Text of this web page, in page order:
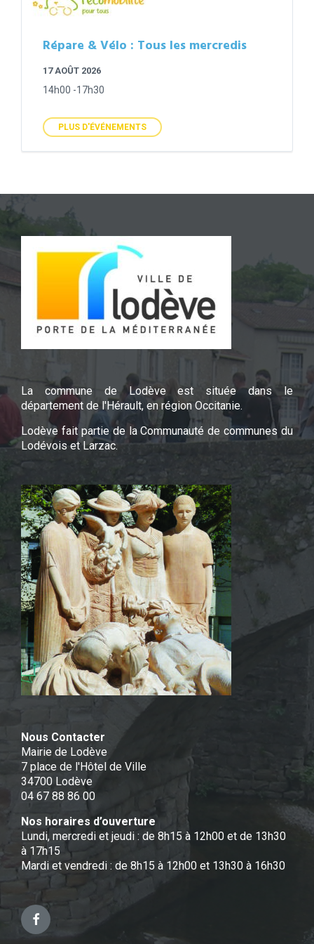
Répare & Vélo : Tous les mercredis
17 AOÛT 2026
14h00 -17h30
PLUS D'ÉVÉNEMENTS
La commune de Lodève est située dans le
département de l'Hérault, en région Occitanie.
Lodève fait partie de la Communauté de communes du
Lodévois et Larzac.
Nous Contacter
Mairie de Lodève
7 place de l'Hôtel de Ville
34700 Lodève
04 67 88 86 00
Nos horaires d’ouverture
Lundi, mercredi et jeudi : de 8h15 à 12h00 et de 13h30
à 17h15
Mardi et vendredi : de 8h15 à 12h00 et 13h30 à 16h30
Facebook